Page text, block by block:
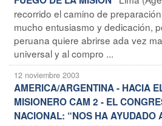
recorrido el camino de
mucho entusiasmo y dedicación,
peruana quiere abrirse ada vez
universal y al compro ...
12 noviembre 2003
AMERICA/ARGENTINA - HACIA
MISIONERO CAM 2 - EL
NACIONAL: “NOS HA AYUDADO